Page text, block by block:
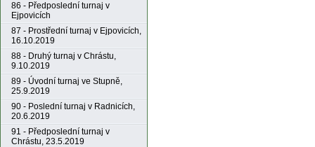
86 - Předposlední turnaj v
Ejpovicích
87 - Prostřední turnaj v Ejpovicích,
16.10.2019
88 - Druhý turnaj v Chrástu,
9.10.2019
89 - Úvodní turnaj ve Stupně,
25.9.2019
90 - Poslední turnaj v Radnicích,
20.6.2019
91 - Předposlední turnaj v
Chrástu, 23.5.2019